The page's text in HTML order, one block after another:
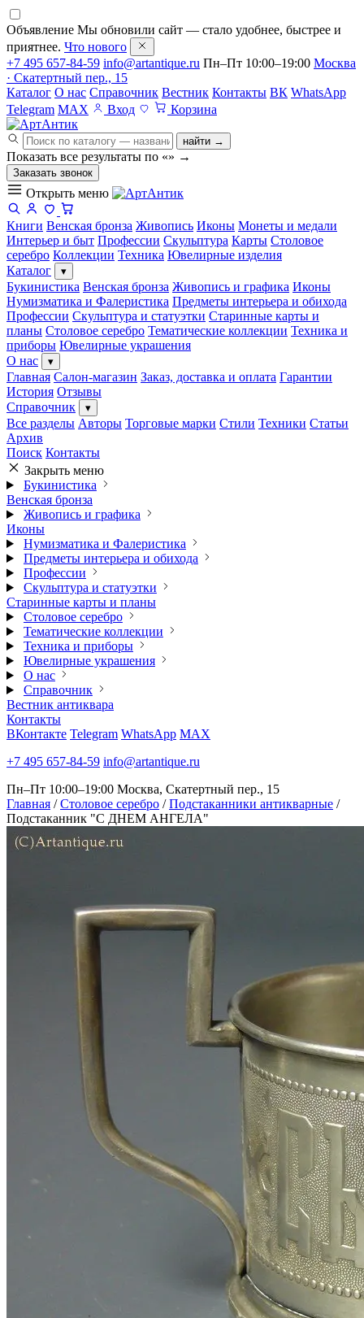
Объявление Мы обновили сайт — стало удобнее, быстрее и
приятнее. Что нового
+7 495 657-84-59 info@artantique.ru Пн–Пт 10:00–19:00 Москва
· Скатертный пер., 15
Каталог О нас Справочник Вестник Контакты ВК WhatsApp
Telegram MAX Вход Корзина
найти →
Показать все результаты по «» →
Заказать звонок
Открыть меню
Книги Венская бронза Живопись Иконы Монеты и медали
Интерьер и быт Профессии Скульптура Карты Столовое
серебро Коллекции Техника Ювелирные изделия
Каталог
▾
Букинистика Венская бронза Живопись и графика Иконы
Нумизматика и Фалеристика Предметы интерьера и обихода
Профессии Скульптура и статуэтки Старинные карты и
планы Столовое серебро Тематические коллекции Техника и
приборы Ювелирные украшения
О нас
▾
Главная Салон-магазин Заказ, доставка и оплата Гарантии
История Отзывы
Справочник
▾
Все разделы Авторы Торговые марки Стили Техники Статьи
Архив
Поиск Контакты
Закрыть меню
Букинистика
Венская бронза
Живопись и графика
Иконы
Нумизматика и Фалеристика
Предметы интерьера и обихода
Профессии
Скульптура и статуэтки
Старинные карты и планы
Столовое серебро
Тематические коллекции
Техника и приборы
Ювелирные украшения
О нас
Справочник
Вестник антиквара
Контакты
ВКонтакте Telegram WhatsApp MAX
+7 495 657-84-59 info@artantique.ru
Пн–Пт 10:00–19:00 Москва, Скатертный пер., 15
Главная / Столовое серебро / Подстаканники антикварные /
Подстаканник "С ДНЕМ АНГЕЛА"